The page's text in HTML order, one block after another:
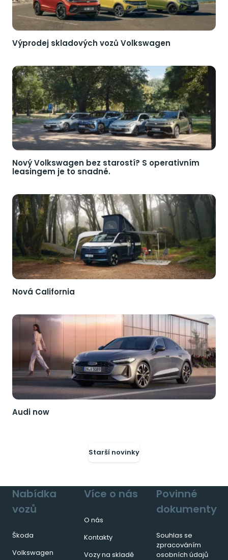
Výprodej skladových vozů Volkswagen
Nový Volkswagen bez starostí? S operativním
leasingem je to snadné.
Nová California
Audi now
Starší novinky
Nabídka
vozů
Škoda
Volkswagen
Více o nás
O nás
Kontakty
Vozy na skladě
Povinné
dokumenty
Souhlas se
zpracováním
osobních údajů